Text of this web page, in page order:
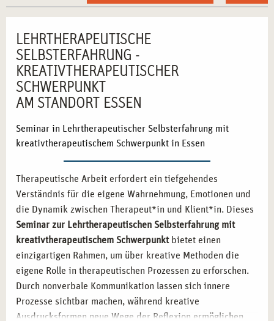
LEHRTHERAPEUTISCHE
SELBSTERFAHRUNG -
KREATIVTHERAPEUTISCHER
SCHWERPUNKT
AM STANDORT ESSEN
Seminar in Lehrtherapeutischer Selbsterfahrung mit
kreativtherapeutischem Schwerpunkt in Essen
Therapeutische Arbeit erfordert ein tiefgehendes
Verständnis für die eigene Wahrnehmung, Emotionen und
die Dynamik zwischen Therapeut*in und Klient*in. Dieses
Seminar zur Lehrtherapeutischen Selbsterfahrung mit
kreativtherapeutischem Schwerpunktbietet einen
einzigartigen Rahmen, um über kreative Methoden die
eigene Rolle in therapeutischen Prozessen zu erforschen.
Durch nonverbale Kommunikation lassen sich innere
Prozesse sichtbar machen, während kreative
Ausdrucksformen neue Wege der Reflexion ermöglichen.